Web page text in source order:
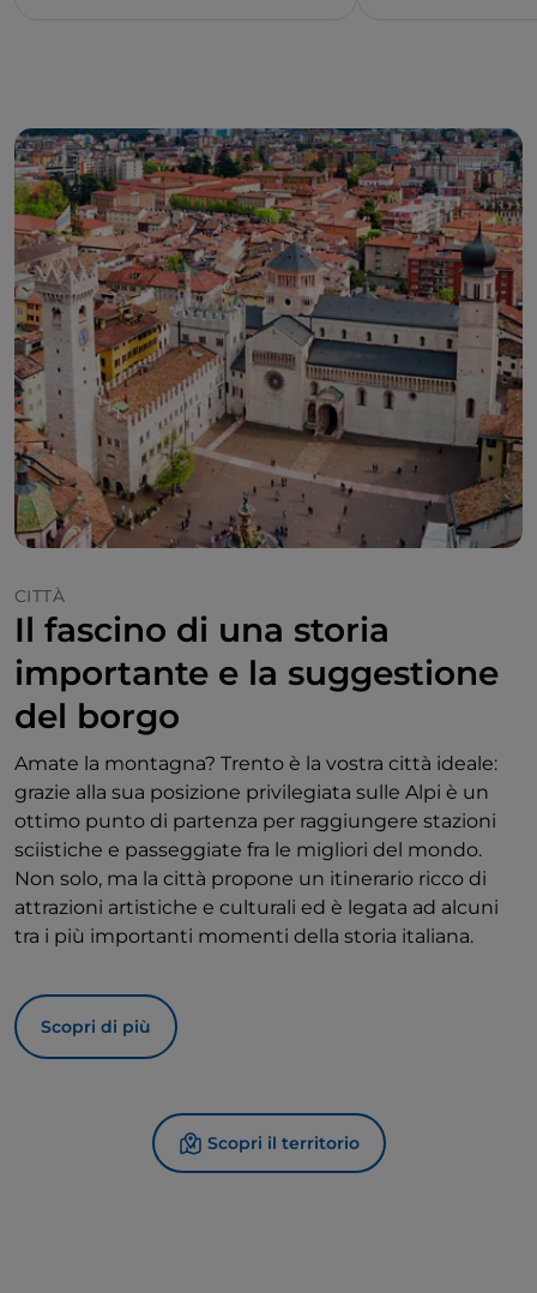
CITTÀ
Il fascino di una storia
importante e la suggestione
del borgo
Amate la montagna? Trento è la vostra città ideale:
grazie alla sua posizione privilegiata sulle Alpi è un
ottimo punto di partenza per raggiungere stazioni
sciistiche e passeggiate fra le migliori del mondo.
Non solo, ma la città propone un itinerario ricco di
attrazioni artistiche e culturali ed è legata ad alcuni
tra i più importanti momenti della storia italiana.
Scopri di più
Scopri il territorio